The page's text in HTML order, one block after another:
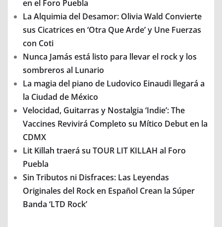
en el Foro Puebla
La Alquimia del Desamor: Olivia Wald Convierte
sus Cicatrices en ‘Otra Que Arde’ y Une Fuerzas
con Coti
Nunca Jamás está listo para llevar el rock y los
sombreros al Lunario
La magia del piano de Ludovico Einaudi llegará a
la Ciudad de México
Velocidad, Guitarras y Nostalgia ‘Indie’: The
Vaccines Revivirá Completo su Mítico Debut en la
CDMX
Lit Killah traerá su TOUR LIT KILLAH al Foro
Puebla
Sin Tributos ni Disfraces: Las Leyendas
Originales del Rock en Español Crean la Súper
Banda ‘LTD Rock’